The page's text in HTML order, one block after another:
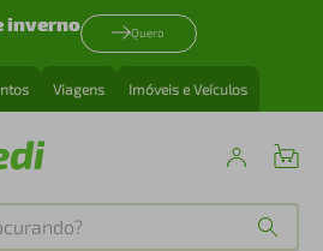
inverno Quero
Viagens Imóveis e Veículos